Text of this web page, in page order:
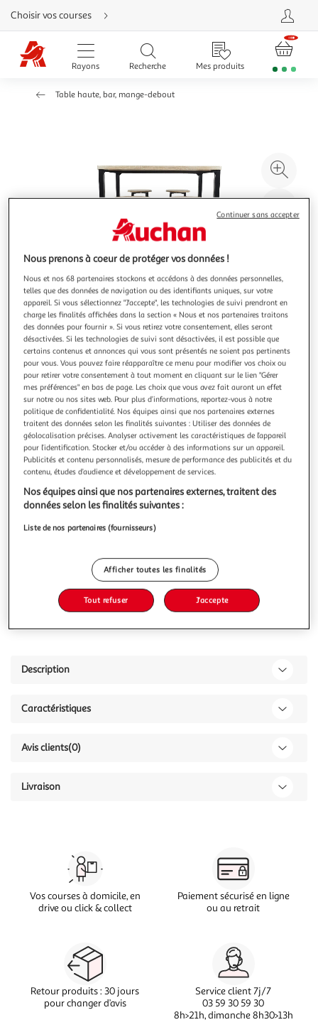
Aller
directement
au
contenu
Aller
directement
Aller
d'aide
Choisir vos courses
Rayons Recherche Mes produits
Table haute, bar, mange-debout
à
Illustration
précédente
Illustration
suivante
THE HOME DECO FACTORY
Ensemble table de bar & 4 tabourets loka 100cm noir
Informations Techniques : Dimensions : Table : L. 100 x l. 60
x H. 86 cm Tabouret : D. 30 x H. 62 cm Matières : Métal, MDF
& PVC Spécificités : Pratique & Tendance Table mange
debout Avec 4 tabourets A monter soi-même Poids : 21,1 kg
(Table 12 kg, tabouret 2,3 kg (chacun)) Couleur : Noir
En savoir +
Vendu par Paris Prix
Livraison dès 4/5 jours
29,99€
150,99€
Ajouter au panier
Ajouter à une liste
Description
Caractéristiques
Avis clients(0)
Livraison
Vos courses à domicile, en
drive ou click & collect
Paiement sécurisé en ligne
ou au retrait
Retour produits : 30 jours
pour changer d’avis
Service client 7j/7
03 59 30 59 30
8h>21h, dimanche 8h30>13h
Nous prenons à coeur de protéger vos données !
Nous et nos 68 partenaires stockons et accédons à des données personnelles,
telles que des données de navigation ou des identifiants uniques, sur votre
appareil. Si vous sélectionnez "J'accepte", les technologies de suivi prendront en
charge les finalités affichées dans la section « Nous et nos partenaires traitons
des données pour fournir ». Si vous retirez votre consentement, elles seront
désactivées. Si les technologies de suivi sont désactivées, il est possible que
certains contenus et annonces qui vous sont présentés ne soient pas pertinents
pour vous. Vous pouvez faire réapparaître ce menu pour modifier vos choix ou
pour retirer votre consentement à tout moment en cliquant sur le lien "Gérer
mes préférences" en bas de page. Les choix que vous avez fait auront un effet
sur notre ou nos sites web. Pour plus d’informations, reportez-vous à notre
politique de confidentialité. Nos équipes ainsi que nos partenaires externes
traitent des données selon les finalités suivantes : Utiliser des données de
géolocalisation précises. Analyser activement les caractéristiques de l’appareil
pour l’identification. Stocker et/ou accéder à des informations sur un appareil.
Publicités et contenu personnalisés, mesure de performance des publicités et du
contenu, études d’audience et développement de services.
Nos équipes ainsi que nos partenaires externes, traitent des
données selon les finalités suivantes :
Liste de nos partenaires (fournisseurs)
Afficher toutes les finalités
Tout refuser J'accepte
Continuer sans accepter